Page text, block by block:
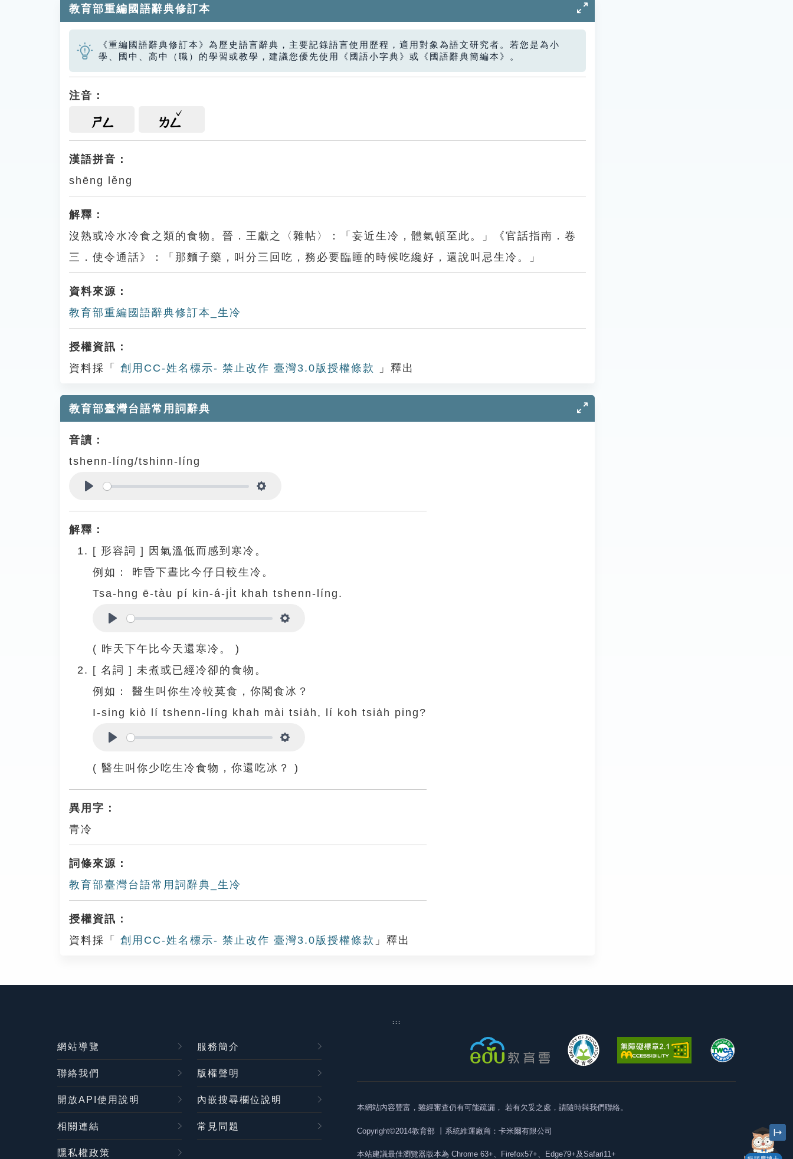
教育部重編國語辭典修訂本
《重編國語辭典修訂本》為歷史語言辭典，主要記錄語言使用歷程，適用對象為語文研究者。若您是為小
學、國中、高中（職）的學習或教學，建議您優先使用《國語小字典》或《國語辭典簡編本》。
注音：
ㄕㄥ ㄌㄥ
漢語拼音：
shēng lěng
解釋：
沒熟或冷水冷食之類的食物。晉．王獻之〈雜帖〉：「妄近生冷，體氣頓至此。」《官話指南．卷
三．使令通話》：「那麵子藥，叫分三回吃，務必要臨睡的時候吃纔好，還說叫忌生冷。」
資料來源：
教育部重編國語辭典修訂本_生冷
授權資訊：
資料採「
創用CC-姓名標示- 禁止改作 臺灣3.0版授權條款 」釋出
教育部臺灣台語常用詞辭典
音讀：
tshenn-líng/tshinn-líng
解釋：
[ 形容詞 ]
因氣溫低而感到寒冷。
例如：
昨昏下晝比今仔日較生冷。
Tsa-hng ē-tàu pí kin-á-ji̍t khah tshenn-líng.
( 昨天下午比今天還寒冷。 )
[ 名詞 ] 未煮或已經冷卻的食物。
例如：
醫生叫你生冷較莫食，你閣食冰？
I-sing kiò lí tshenn-líng khah mài tsia̍h, lí koh tsia̍h ping?
( 醫生叫你少吃生冷食物，你還吃冰？ )
異用字：
青冷
詞條來源：
教育部臺灣台語常用詞辭典_生冷
授權資訊：
資料採「
創用CC-姓名標示- 禁止改作 臺灣3.0版授權條款 」釋出
:::
網站導覽 服務簡介
聯絡我們 版權聲明
開放API使用說明 內嵌搜尋欄位說明
相關連結 常見問題
隱私權政策
本網站內容豐富，雖經審查仍有可能疏漏， 若有欠妥之處，請隨時與我們聯絡。
Copyright©2014教育部 丨系統維運廠商：卡米爾有限公司
本站建議最佳瀏覽器版本為 Chrome 63+、Firefox57+、Edge79+及Safari11+